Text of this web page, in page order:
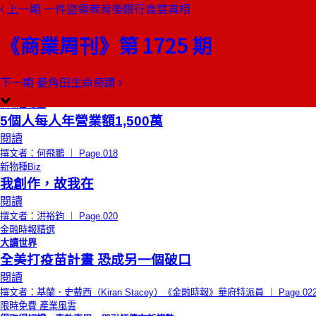
上一期 一件盜領案背後銀行貪婪真相
《商業周刊》第 1725 期
下一期 菱角田生命奇蹟
本期目錄
總編輯的話
做你相信的事
閱讀
撰文者：曠文琪 ｜ Page.016
商場自慢塾
5個人每人年營業額1,500萬
閱讀
撰文者：何飛鵬 ｜ Page.018
新物種Biz
我創作，故我在
閱讀
撰文者：洪裕鈞 ｜ Page.020
金融時報精選
大讀世界
全美打疫苗計畫 恐成另一個破口
閱讀
撰文者：基蘭．史戴西（Kiran Stacey）《金融時報》華府特派員 ｜
限時免費 產業風雲